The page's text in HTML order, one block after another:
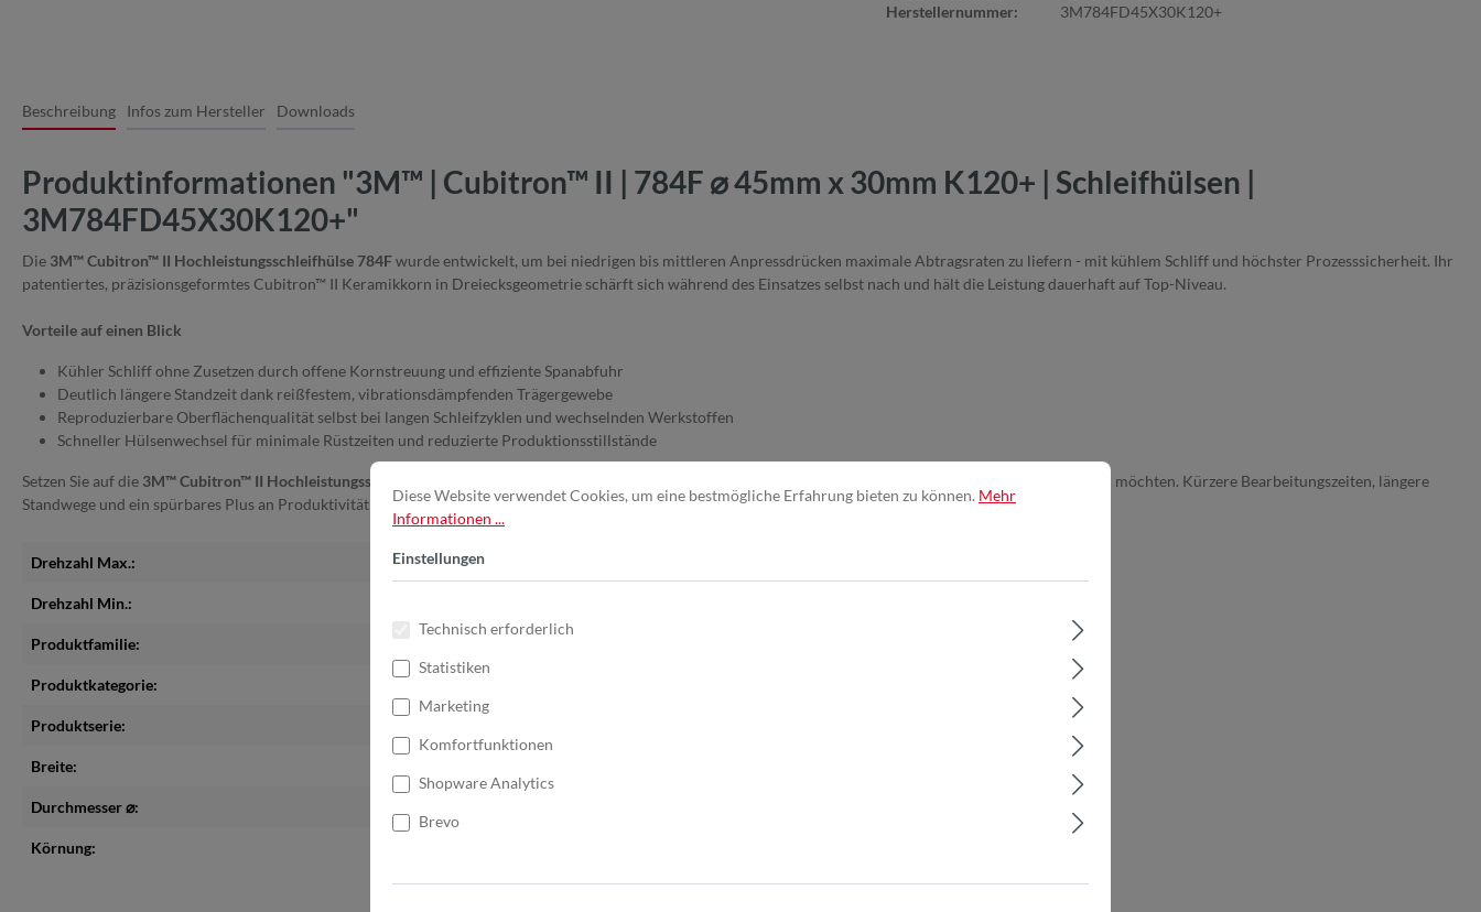
Herstellernummer:
3M784FD45X30K120+
Beschreibung Infos zum Hersteller Downloads
Produktinformationen "3M™ | Cubitron™ II | 784F ⌀ 45mm x 30mm K120+ | Schleifhülsen |
3M784FD45X30K120+"
Die 3M™ Cubitron™ II Hochleistungsschleifhülse 784Fwurde entwickelt, um bei niedrigen bis mittleren Anpressdrücken maximale Abtragsraten zu liefern - mit kühlem Schliff und höchster Prozesssicherheit. Ihr
patentiertes, präzisionsgeformtes Cubitron™ II Keramikkorn in Dreiecksgeometrie schärft sich während des Einsatzes selbst nach und hält die Leistung dauerhaft auf Top-Niveau.
Vorteile auf einen Blick
Kühler Schliff ohne Zusetzen durch offene Kornstreuung und effiziente Spanabfuhr
Deutlich längere Standzeit dank reißfestem, vibrationsdämpfenden Trägergewebe
Reproduzierbare Oberflächenqualität selbst bei langen Schleifzyklen und wechselnden Werkstoffen
Schneller Hülsenwechsel für minimale Rüstzeiten und reduzierte Produktionsstillstände
Setzen Sie auf die 3M™ Cubitron™ II Hochleistungsschleifhülse 784F
, wenn Sie Effizienz, Prozessstabilität und wirtschaftliche Vorteile in einem Produkt vereinen möchten. Kürzere Bearbeitungszeiten, längere
Standwege und ein spürbares Plus an Produktivität machen Ihre Schleifabteilung zum echten Leistungsträger.
Drehzahl Max.: 12.700
Drehzahl Min.:
Produktfamilie:
Produktkategorie:
Produktserie:
Breite:
Durchmesser ⌀:
Körnung:
Diese Website verwendet Cookies, um eine bestmögliche Erfahrung bieten zu können. Mehr
Informationen ...
Einstellungen
Technisch erforderlich
Statistiken
Marketing
Komfortfunktionen
Shopware Analytics
Brevo